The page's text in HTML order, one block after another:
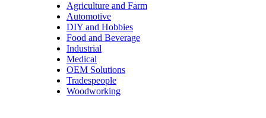
Agriculture and Farm
Automotive
DIY and Hobbies
Food and Beverage
Industrial
Medical
OEM Solutions
Tradespeople
Woodworking